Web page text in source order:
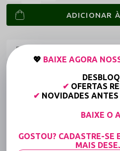
ADICIONAR
Frete grátis a partir de
Até 6x Sem
Tabela de medidas
💖 BAIXE AGORA
✔ OFERTAS
✔ NOVIDADES
BAIXE O
GOSTOU? CADASTRE-SE
MAIS